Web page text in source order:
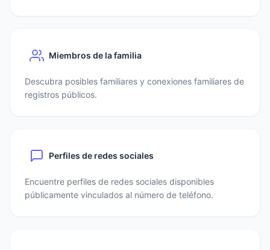
Miembros de la familia
Descubra posibles familiares y conexiones familiares de
registros públicos.
Perfiles de redes sociales
Encuentre perfiles de redes sociales disponibles
públicamente vinculados al número de teléfono.